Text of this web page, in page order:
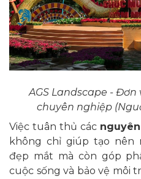
AGS Landscape -
chuyên nghiệp
Việc tuân thủ các
không chỉ giúp tạo nên
đẹp mắt mà còn góp
cuộc sống và bảo vệ môi